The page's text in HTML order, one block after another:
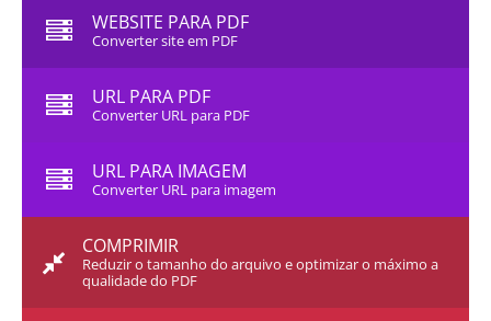
WEBSITE PARA PDF
Converter site em PDF
URL PARA PDF
Converter URL para PDF
URL PARA IMAGEM
Converter URL para imagem
COMPRIMIR
Reduzir o tamanho do arquivo e optimizar o máximo a
qualidade do PDF